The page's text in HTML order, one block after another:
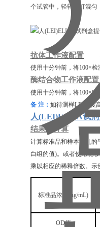
个试管中，轻轻吹打混匀
抗体工作液配置
使用十分钟前，将100×检
酶结合物工作液配置
使用十分钟前，将
备 注： 如待测样LEI 浓
人(LEI)ELISA试
结果的计算
计算标准品和样本复孔的
白组的值)。或者使用能
乘以相应的稀释倍数。示
标准品浓度 (ng/mL)
OD值